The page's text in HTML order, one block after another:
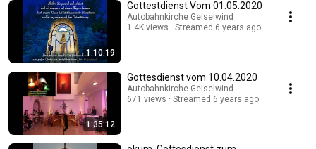
1:10:19
Gottestdienst Vom 01.05.2020
Autobahnkirche Geiselwind
1.4K views
Streamed 6 years ago
1:35:12
Gottesdienst vom 10.04.2020
Autobahnkirche Geiselwind
671 views
Streamed 6 years ago